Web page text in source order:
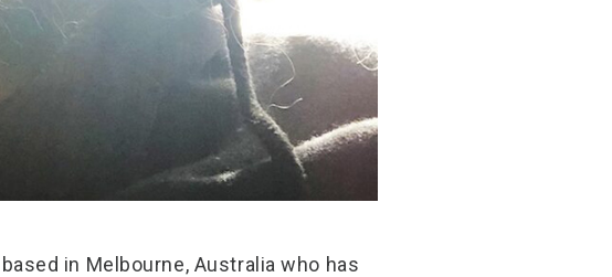
in Melbourne, Australia who has